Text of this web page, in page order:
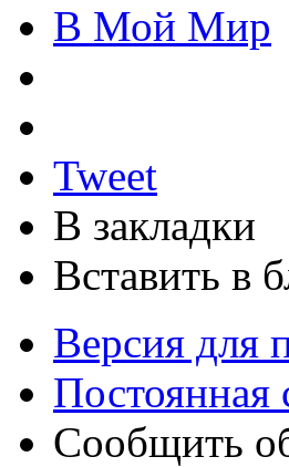
В Мой Мир
Tweet
В закладки
Вставить в
Версия для
Постоянная
Сообщить